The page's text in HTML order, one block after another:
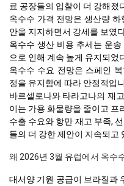
료 공장들의 입찰이 더 강해졌
옥수수 가격 전망은 생산량
안을 지지하면서 강세를 보였
옥수수 생산 비용 추세는 운
으로 인해 계속 높게 유지되었
옥수수 수요 전망은 스페인
정을 유지함에 따라 안정적입
바르셀로나와 타라고나의 재
이는 가용 화물량을 줄이고 프
수출 수요와 항만 재고 부족,
들의 더 강한 제안이 지속되고
왜 2026년 3월 유럽에서 옥수
대서양 기원 공급이 브라질과